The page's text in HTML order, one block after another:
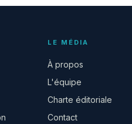
LE MÉDIA
À propos
L'équipe
Charte éditoriale
Contact